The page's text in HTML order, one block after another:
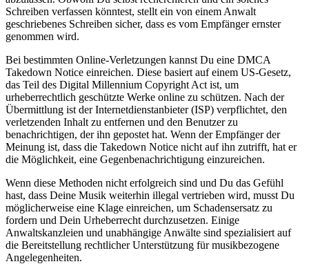
Schreiben verfassen könntest, stellt ein von einem Anwalt
geschriebenes Schreiben sicher, dass es vom Empfänger ernster
genommen wird.
Bei bestimmten Online-Verletzungen kannst Du eine DMCA
Takedown Notice einreichen. Diese basiert auf einem US-Gesetz,
das Teil des Digital Millennium Copyright Act ist, um
urheberrechtlich geschützte Werke online zu schützen. Nach der
Übermittlung ist der Internetdienstanbieter (ISP) verpflichtet, den
verletzenden Inhalt zu entfernen und den Benutzer zu
benachrichtigen, der ihn gepostet hat. Wenn der Empfänger der
Meinung ist, dass die Takedown Notice nicht auf ihn zutrifft, hat er
die Möglichkeit, eine Gegenbenachrichtigung einzureichen.
Wenn diese Methoden nicht erfolgreich sind und Du das Gefühl
hast, dass Deine Musik weiterhin illegal vertrieben wird, musst Du
möglicherweise eine Klage einreichen, um Schadensersatz zu
fordern und Dein Urheberrecht durchzusetzen. Einige
Anwaltskanzleien und unabhängige Anwälte sind spezialisiert auf
die Bereitstellung rechtlicher Unterstützung für musikbezogene
Angelegenheiten.